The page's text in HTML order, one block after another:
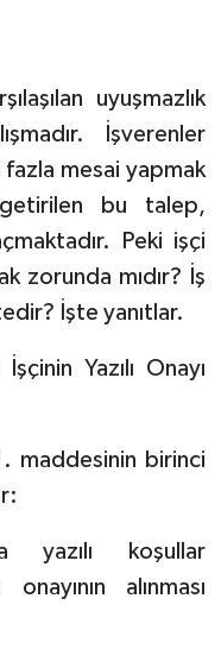
uyuşmazlık
İşverenler
fazla mesai yapmak
bu talep,
Peki işçi
zorunda mıdır? İş
İşte yanıtlar.
Yazılı Onayı
maddesinin birinci
yazılı koşullar
alınması